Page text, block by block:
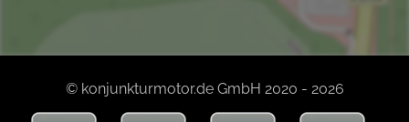
© konjunkturmotor.de GmbH 2020 - 2026